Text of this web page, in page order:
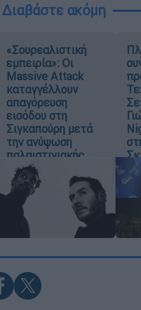
Διαβάστε ακόμη
«Σουρεαλιστική
εμπειρία»: Οι
Massive Attack
καταγγέλλουν
απαγόρευση
εισόδου στη
Σιγκαπούρη μετά
την ανύψωση
παλαιστινιακής
σημαίας